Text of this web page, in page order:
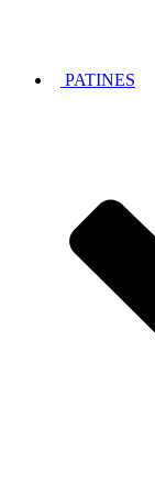
PATINES